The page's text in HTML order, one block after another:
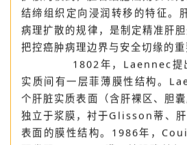
疗尤为重要，肝细胞癌呈现沿荷
扩散的模式，胆管细胞癌则表现
结缔组织定向浸润转移的特征。
病理扩散的规律，是制定精准肝
把控癌肿病理边界与安全切缘的
1802年，Laennec提出
实质间有一层菲薄膜性结构。
个肝脏实质表面（含肝裸区、胆